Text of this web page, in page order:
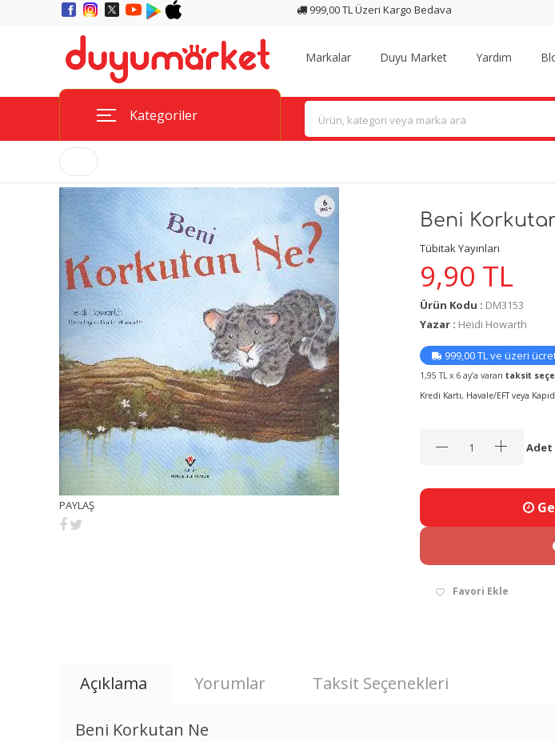
999,00 TL Üzeri Kargo Bedava
Markalar Duyu Market Yardım
Kategoriler
PAYLAŞ
Beni
Tübitak Yayınları
9,90 TL
Ürün Kodu : DM3153
Yazar : Heidi Howarth
999,00 TL ve üzeri
1,95 TL x 6 ay’a varan taksit
Kredi Kartı, Havale/EFT veya
Adet
Favori Ekle
Açıklama Yorumlar Taksit Seçenekleri
Beni Korkutan Ne